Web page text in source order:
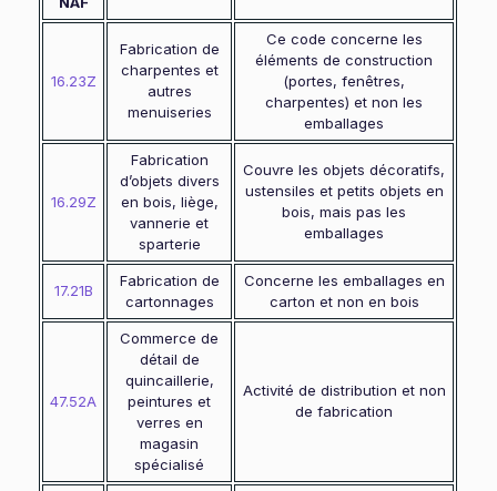
16.23Z
Fabrication de
charpentes et
autres
menuiseries
Ce code concerne les
éléments de construction
(portes, fenêtres,
charpentes) et non les
emballages
16.29Z
Fabrication
d’objets divers
en bois, liège,
vannerie et
sparterie
Couvre les objets décoratifs,
ustensiles et petits objets en
bois, mais pas les
emballages
17.21B
Fabrication de
cartonnages
Concerne les emballages en
carton et non en bois
47.52A
Commerce de
détail de
quincaillerie,
peintures et
verres en
magasin
spécialisé
Activité de distribution et non
de fabrication